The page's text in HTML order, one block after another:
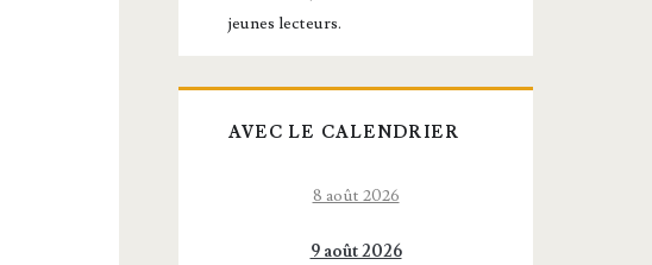
jeunes lecteurs.
AVEC LE CALENDRIER
8 août 2026
9 août 2026